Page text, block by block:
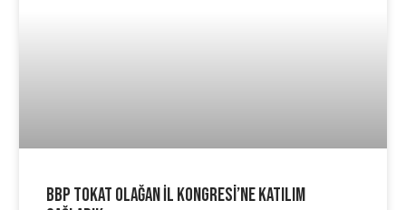
BBP Tokat Olağan İl Kongresi’ne Katılım